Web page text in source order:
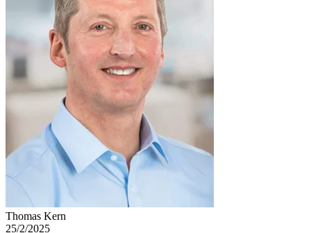
Thomas Kern
25/2/2025